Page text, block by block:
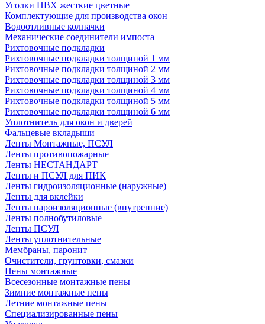
Уголки ПВХ жесткие цветные
Комплектующие для производства окон
Водоотливные колпачки
Механические соединители импоста
Рихтовочные подкладки
Рихтовочные подкладки толщиной 1 мм
Рихтовочные подкладки толщиной 2 мм
Рихтовочные подкладки толщиной 3 мм
Рихтовочные подкладки толщиной 4 мм
Рихтовочные подкладки толщиной 5 мм
Рихтовочные подкладки толщиной 6 мм
Уплотнитель для окон и дверей
Фальцевые вкладыши
Ленты Монтажные, ПСУЛ
Ленты противопожарные
Ленты НЕСТАНДАРТ
Ленты и ПСУЛ для ПИК
Ленты гидроизоляционные (наружные)
Ленты для вклейки
Ленты пароизоляционные (внутренние)
Ленты полнобутиловые
Ленты ПСУЛ
Ленты уплотнительные
Мембраны, паронит
Очистители, грунтовки, смазки
Пены монтажные
Всесезонные монтажные пены
Зимние монтажные пены
Летние монтажные пены
Специализированные пены